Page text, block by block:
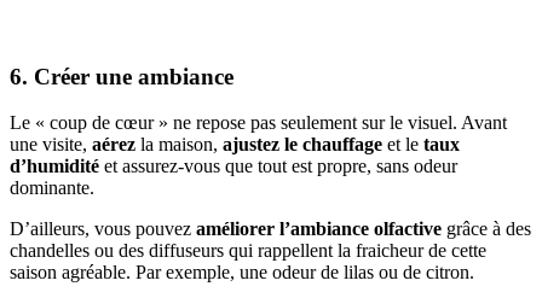
6. Créer une ambiance
Le « coup de cœur » ne repose pas seulement sur le visuel. Avant
une visite, aérez la maison, ajustez le chauffage et le taux
d’humidité et assurez-vous que tout est propre, sans odeur
dominante.
D’ailleurs, vous pouvez améliorer l’ambiance olfactive grâce à des
chandelles ou des diffuseurs qui rappellent la fraicheur de cette
saison agréable. Par exemple, une odeur de lilas ou de citron.